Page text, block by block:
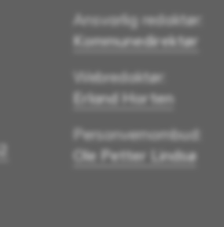
Ansvarlig redaktør:
Kommunedirektør
Webredaktør:
Erland Horten
Personvernombud:
Ole Petter Lindsø